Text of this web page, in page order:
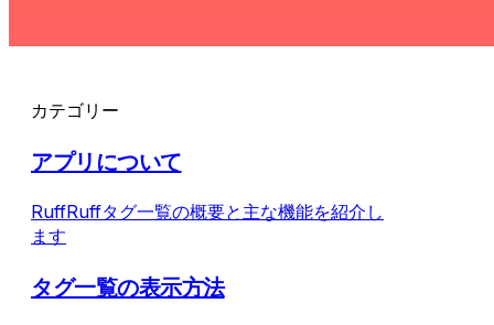
カテゴリー
アプリについて
RuffRuffタグ一覧の概要と主な機能を紹介し
ます
タグ一覧の表示方法